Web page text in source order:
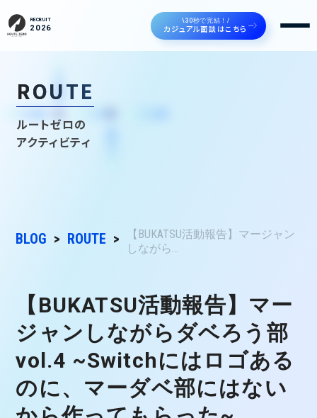
RECRUIT
2026
\30秒で完結！/
カジュアル面談はこちら
ROUTE
ルートゼロの
アクティビティ
BLOG ROUTE
【BUKATSU活動報告】マージャン
しながら...
【BUKATSU活動報告】マー
ジャンしながらダベろう部
vol.4 ~Switchにはロゴある
のに、マーダベ部にはない